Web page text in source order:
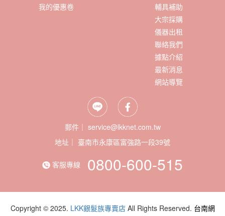
我的優惠卷
輔具補助
大宗採購
儀器出租
聯絡我們
據點介紹
最新消息
網站導覽
郵件｜ service@lkknet.com.tw
地址｜
客服專線 0800-600-515
Copyright © 2025. LKK銀髮族專賣店All Rights Reserved. 台南網